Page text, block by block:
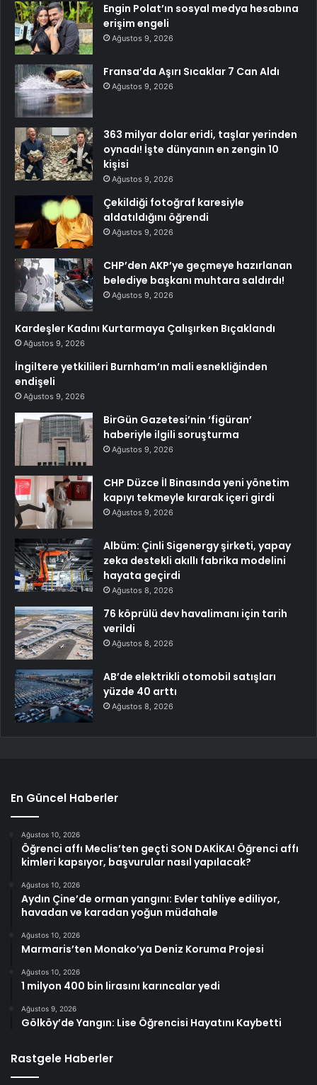
Engin Polat’ın sosyal medya hesabına
erişim engeli
Ağustos 9, 2026
Fransa’da Aşırı Sıcaklar 7 Can Aldı
Ağustos 9, 2026
363 milyar dolar eridi, taşlar yerinden
oynadı! İşte dünyanın en zengin 10
kişisi
Ağustos 9, 2026
Çekildiği fotoğraf karesiyle
aldatıldığını öğrendi
Ağustos 9, 2026
CHP’den AKP’ye geçmeye hazırlanan
belediye başkanı muhtara saldırdı!
Ağustos 9, 2026
Kardeşler Kadını Kurtarmaya Çalışırken Bıçaklandı
Ağustos 9, 2026
İngiltere yetkilileri Burnham’ın mali esnekliğinden
endişeli
Ağustos 9, 2026
BirGün Gazetesi’nin ‘figüran’
haberiyle ilgili soruşturma
Ağustos 9, 2026
CHP Düzce İl Binasında yeni yönetim
kapıyı tekmeyle kırarak içeri girdi
Ağustos 9, 2026
Albüm: Çinli Sigenergy şirketi, yapay
zeka destekli akıllı fabrika modelini
hayata geçirdi
Ağustos 8, 2026
76 köprülü dev havalimanı için tarih
verildi
Ağustos 8, 2026
AB’de elektrikli otomobil satışları
yüzde 40 arttı
Ağustos 8, 2026
En Güncel Haberler
Ağustos 10, 2026
Öğrenci affı Meclis’ten geçti SON DAKİKA! Öğrenci affı
kimleri kapsıyor, başvurular nasıl yapılacak?
Ağustos 10, 2026
Aydın Çine’de orman yangını: Evler tahliye ediliyor,
havadan ve karadan yoğun müdahale
Ağustos 10, 2026
Marmaris’ten Monako’ya Deniz Koruma Projesi
Ağustos 10, 2026
1 milyon 400 bin lirasını karıncalar yedi
Ağustos 9, 2026
Gölköy’de Yangın: Lise Öğrencisi Hayatını Kaybetti
Rastgele Haberler